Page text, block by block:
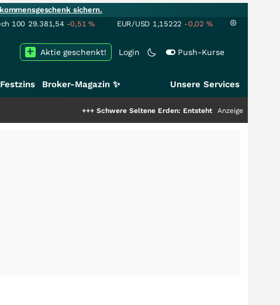
sichern.
100 29.381,54 -0,51% EUR/USD 1,15222 -0,02 %
Login Push-Kurse
Aktie geschenkt!
Festzins Broker-Magazin ✨ Unsere Services
Schwere Seltene Erden: Entsteht hier die nächste
Anzeige